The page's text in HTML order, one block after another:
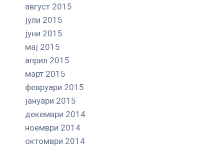
август 2015
јули 2015
јуни 2015
мај 2015
април 2015
март 2015
февруари 2015
јануари 2015
декември 2014
ноември 2014
октомври 2014